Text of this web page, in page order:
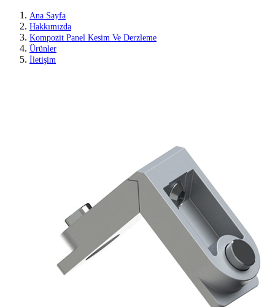
Ana Sayfa
Hakkımızda
Kompozit Panel Kesim Ve Derzleme
Ürünler
İletişim